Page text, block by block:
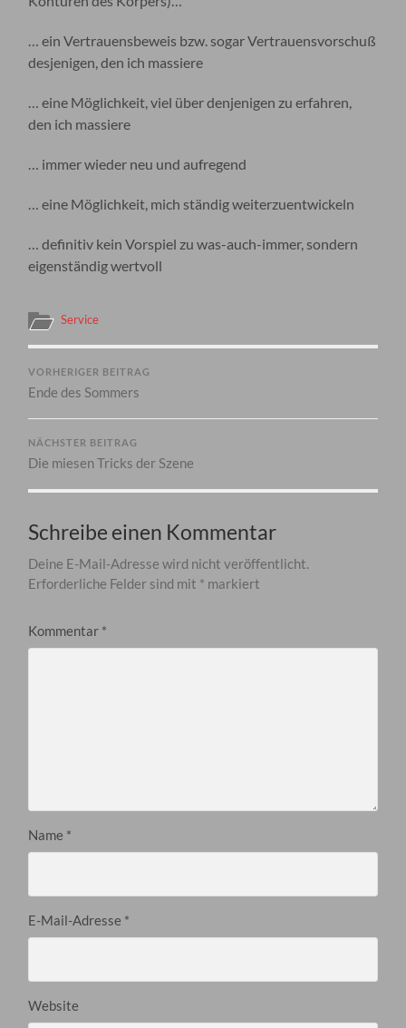
… ein Vertrauensbeweis bzw. sogar Vertrauensvorschuß
desjenigen, den ich massiere
… eine Möglichkeit, viel über denjenigen zu erfahren,
den ich massiere
… immer wieder neu und aufregend
… eine Möglichkeit, mich ständig weiterzuentwickeln
… definitiv kein Vorspiel zu was-auch-immer, sondern
eigenständig wertvoll
Service
VORHERIGER BEITRAG
Ende des Sommers
NÄCHSTER BEITRAG
Die miesen Tricks der Szene
Schreibe einen Kommentar
Deine E-Mail-Adresse wird nicht veröffentlicht.
Erforderliche Felder sind mit * markiert
Kommentar *
Name *
E-Mail-Adresse *
Website